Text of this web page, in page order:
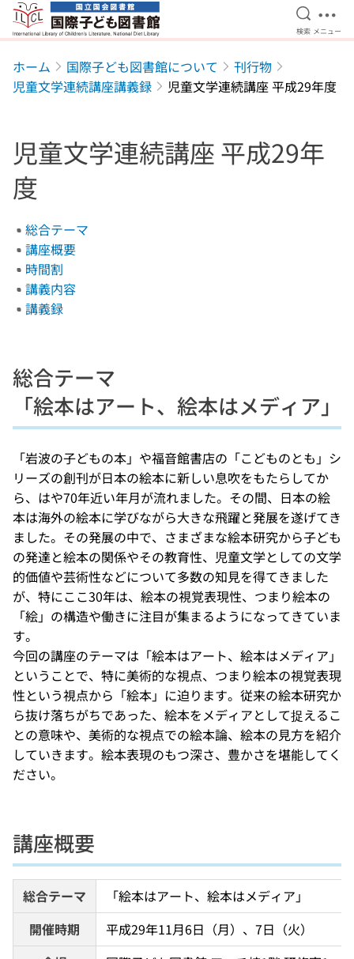
本文へ移動
検索を
検索 メ
メニュー
ホーム 国際子ども図書館について
刊行物
児童文学連続講座講義録
児童文学連続講座 平成29年度
児童文学連続講座 平成29年
度
総合テーマ
講座概要
時間割
講義内容
講義録
総合テーマ
「絵本はアート、絵本はメディア」
「岩波の子どもの本」や福音館書店の「こどものとも」シ
リーズの創刊が日本の絵本に新しい息吹をもたらしてか
ら、はや70年近い年月が流れました。その間、日本の絵
本は海外の絵本に学びながら大きな飛躍と発展を遂げてき
ました。その発展の中で、さまざまな絵本研究から子ども
の発達と絵本の関係やその教育性、児童文学としての文学
的価値や芸術性などについて多数の知見を得てきました
が、特にここ30年は、絵本の視覚表現性、つまり絵本の
「絵」の構造や働きに注目が集まるようになってきていま
す。
今回の講座のテーマは「絵本はアート、絵本はメディア」
ということで、特に美術的な視点、つまり絵本の視覚表現
性という視点から「絵本」に迫ります。従来の絵本研究か
ら抜け落ちがちであった、絵本をメディアとして捉えるこ
との意味や、美術的な視点での絵本論、絵本の見方を紹介
していきます。絵本表現のもつ深さ、豊かさを堪能してく
ださい。
講座概要
総合テーマ
「絵本はアート、絵本はメディア」
開催時期
平成29年11月6日（月）、7日（火）